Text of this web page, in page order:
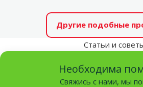
Другие подобные
Статьи и
Необходима
Свяжись с нами, мы